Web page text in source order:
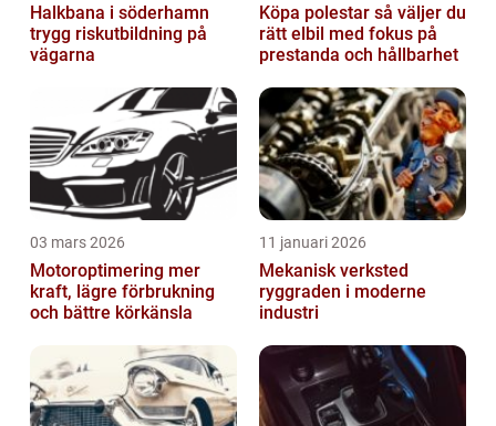
Halkbana i söderhamn
trygg riskutbildning på
vägarna
Köpa polestar så väljer du
rätt elbil med fokus på
prestanda och hållbarhet
03 mars 2026
Motoroptimering mer
kraft, lägre förbrukning
och bättre körkänsla
11 januari 2026
Mekanisk verksted
ryggraden i moderne
industri